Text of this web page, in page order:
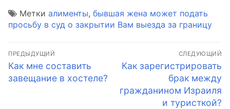
Метки алименты, бывшая жена может подать
просьбу в суд о закрытии Вам выезда за границу
Навигация
по
записям
ПРЕДЫДУЩИЙ
Предыдущая
запись:
Как мне составить
завещание в хостеле?
СЛЕДУЮЩИЙ
Следующая
Как зарегистрировать
брак между
гражданином Израиля
и туристкой?